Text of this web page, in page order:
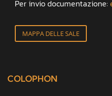
Per invio documentazione:
MAPPA DELLE SALE
COLOPHON